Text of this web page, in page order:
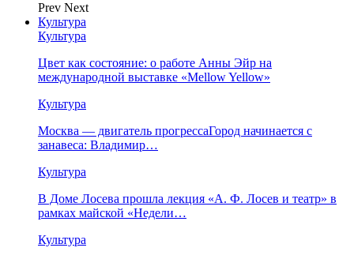
Prev Next
Культура
Культура
Цвет как состояние: о работе Анны Эйр на
международной выставке «Mellow Yellow»
Культура
Москва — двигатель прогрессаГород начинается с
занавеса: Владимир…
Культура
В Доме Лосева прошла лекция «А. Ф. Лосев и театр» в
рамках майской «Недели…
Культура